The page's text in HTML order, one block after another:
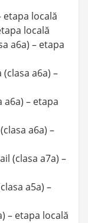
etapa locală
locală
a6a) – etapa
a6a) –
a6a) – etapa
a6a) –
(clasa a7a) –
a5a) –
– etapa locală